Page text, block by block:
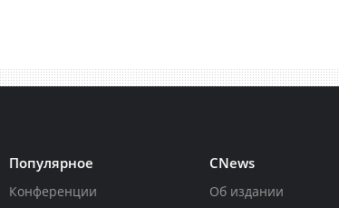
Популярное
Конференции
CNews
Об издании